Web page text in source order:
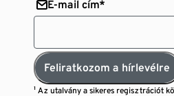
E-mail cím*
Feliratkozom a hírlevélre
¹ Az utalvány a sikeres regisztrációt